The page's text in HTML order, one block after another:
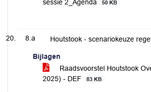
sessie 2_Agenda
50 KB
8.a Houtstook - scenariokeuze
Bijlagen
Raadsvoorstel Houtstook
2025) - DEF
83 KB